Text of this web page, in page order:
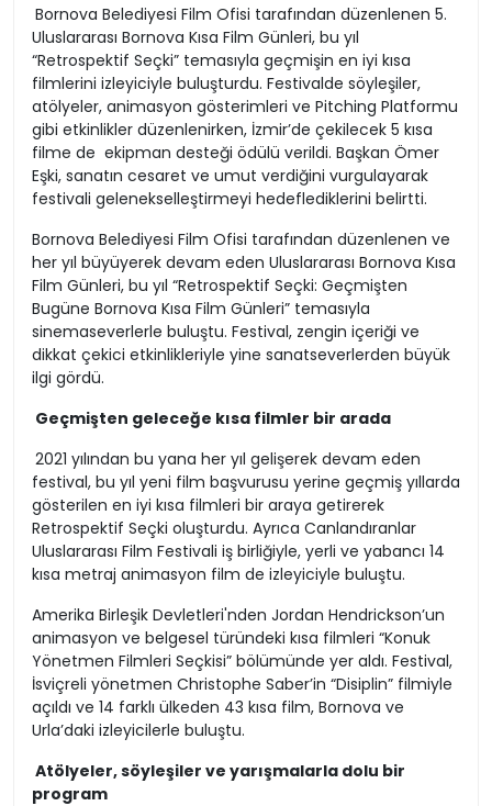
Bornova Belediyesi Film Ofisi tarafından düzenlenen 5.
Uluslararası Bornova Kısa Film Günleri, bu yıl
“Retrospektif Seçki” temasıyla geçmişin en iyi kısa
filmlerini izleyiciyle buluşturdu. Festivalde söyleşiler,
atölyeler, animasyon gösterimleri ve Pitching Platformu
gibi etkinlikler düzenlenirken, İzmir’de çekilecek 5 kısa
filme de ekipman desteği ödülü verildi. Başkan Ömer
Eşki, sanatın cesaret ve umut verdiğini vurgulayarak
festivali gelenekselleştirmeyi hedeflediklerini belirtti.
Bornova Belediyesi Film Ofisi tarafından düzenlenen ve
her yıl büyüyerek devam eden Uluslararası Bornova Kısa
Film Günleri, bu yıl “Retrospektif Seçki: Geçmişten
Bugüne Bornova Kısa Film Günleri” temasıyla
sinemaseverlerle buluştu. Festival, zengin içeriği ve
dikkat çekici etkinlikleriyle yine sanatseverlerden büyük
ilgi gördü.
Geçmişten geleceğe kısa filmler bir arada
2021 yılından bu yana her yıl gelişerek devam eden
festival, bu yıl yeni film başvurusu yerine geçmiş yıllarda
gösterilen en iyi kısa filmleri bir araya getirerek
Retrospektif Seçki oluşturdu. Ayrıca Canlandıranlar
Uluslararası Film Festivali iş birliğiyle, yerli ve yabancı 14
kısa metraj animasyon film de izleyiciyle buluştu.
Amerika Birleşik Devletleri'nden Jordan Hendrickson’un
animasyon ve belgesel türündeki kısa filmleri “Konuk
Yönetmen Filmleri Seçkisi” bölümünde yer aldı. Festival,
İsviçreli yönetmen Christophe Saber’in “Disiplin” filmiyle
açıldı ve 14 farklı ülkeden 43 kısa film, Bornova ve
Urla’daki izleyicilerle buluştu.
Atölyeler, söyleşiler ve yarışmalarla dolu bir
program